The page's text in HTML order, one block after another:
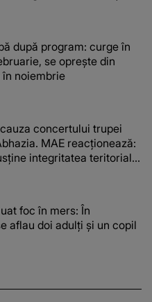
după program: curge în
se oprește din
în noiembrie
concertului trupei
MAE reacționează:
integritatea teritorială
foc în mers: În
aflau doi adulți și un copil